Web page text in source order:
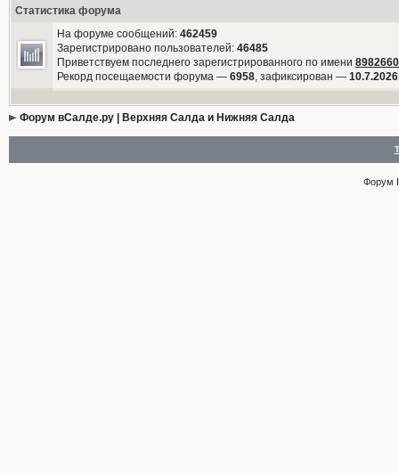
Статистика форума
На форуме сообщений: 462459
Зарегистрировано пользователей: 46485
Приветствуем последнего зарегистрированного по имени
Рекорд посещаемости форума — 6958, зафиксирован —
Форум вСалде.ру | Верхняя Салда и Нижняя Салда
Форум